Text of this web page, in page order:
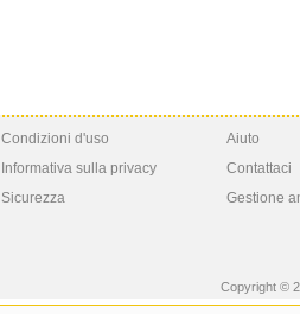
Condizioni d'uso
Informativa sulla privacy
Sicurezza
Aiuto
Contattaci
Gestione
Copyright ©